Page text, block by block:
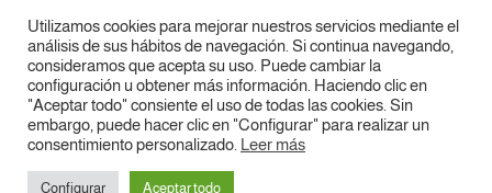
Copyright Devol RPA, 2024. Todos los derechos reservados.
Utilizamos cookies para mejorar nuestros servicios mediante el
análisis de sus hábitos de navegación. Si continua navegando,
consideramos que acepta su uso. Puede cambiar la
configuración u obtener más información. Haciendo clic en
"Aceptar todo" consiente el uso de todas las cookies. Sin
embargo, puede hacer clic en "Configurar" para realizar un
consentimiento personalizado. Leer más
Configurar Aceptar todo